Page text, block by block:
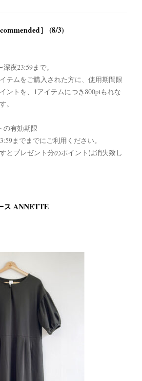
］ (8/3)
夜23:59まで。
テムをご購入された方に、使用期間限
ントを、1アイテムにつき800ptもれな
。
の有効期限
までまでにご利用ください。
とプレゼント分のポイントは消失致し
ス ANNETTE